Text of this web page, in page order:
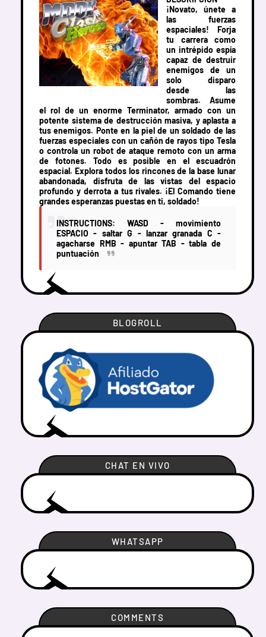
¡Novato, únete a
las fuerzas
espaciales! Forja
tu carrera como
un intrépido espía
capaz de destruir
enemigos de un
solo disparo
desde las
sombras. Asume
el rol de un enorme Terminator, armado con un
potente sistema de destrucción masiva, y aplasta a
tus enemigos. Ponte en la piel de un soldado de las
fuerzas especiales con un cañón de rayos tipo Tesla
o controla un robot de ataque remoto con un arma
de fotones. Todo es posible en el escuadrón
espacial. Explora todos los rincones de la base lunar
abandonada, disfruta de las vistas del espacio
profundo y derrota a tus rivales. ¡El Comando tiene
grandes esperanzas puestas en ti, soldado!
INSTRUCTIONS: WASD - movimiento
ESPACIO - saltar G - lanzar granada C -
agacharse RMB - apuntar TAB - tabla de
puntuación
BLOGROLL
CHAT EN VIVO
WHATSAPP
COMMENTS